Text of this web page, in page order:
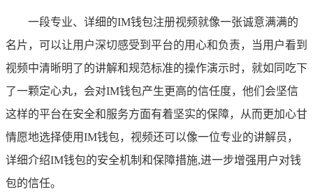
一段专业、详细的IM钱包注册视频就像一张诚意满满的
名片，可以让用户深切感受到平台的用心和负责，当用户看到
视频中清晰明了的讲解和规范标准的操作演示时，就如同吃下
了一颗定心丸，会对IM钱包产生更高的信任度，他们会坚信
这样的平台在安全和服务方面有着坚实的保障，从而更加心甘
情愿地选择使用IM钱包，视频还可以像一位专业的讲解员，
详细介绍IM钱包的安全机制和保障措施,进一步增强用户对钱
包的信任。